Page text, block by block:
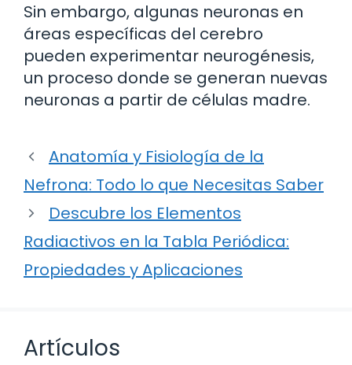
Sin embargo, algunas neuronas en
áreas específicas del cerebro
pueden experimentar neurogénesis,
un proceso donde se generan nuevas
neuronas a partir de células madre.
Anatomía y Fisiología de la
Nefrona: Todo lo que Necesitas Saber
Descubre los Elementos
Radiactivos en la Tabla Periódica:
Propiedades y Aplicaciones
Artículos